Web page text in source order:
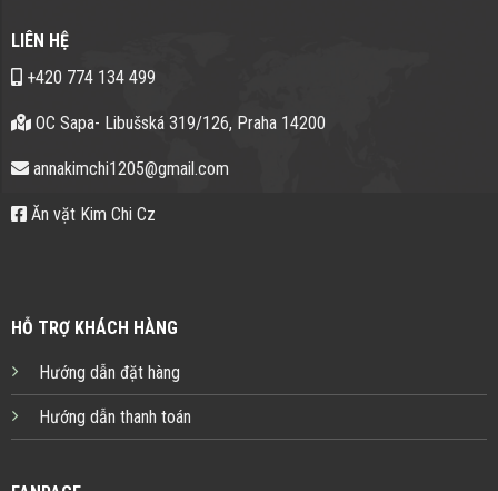
LIÊN HỆ
+420 774 134 499
OC Sapa- Libušská 319/126, Praha 14200
annakimchi1205@gmail.com
Ăn vặt Kim Chi Cz
HỖ TRỢ KHÁCH HÀNG
Hướng dẫn đặt hàng
Hướng dẫn thanh toán